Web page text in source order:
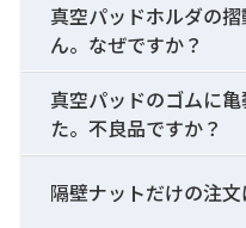
真空パッドホルダの
ん。なぜですか？
真空パッドのゴムに
た。不良品ですか？
隔壁ナットだけの注